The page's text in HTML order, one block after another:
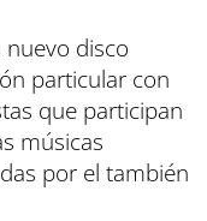
disco
particular con
que participan
músicas
por el también